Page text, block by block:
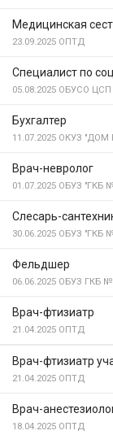
Медицинская
23.09.2025 ОПТД
Специалист по
05.08.2025 ОБУСО ЦСП
Бухгалтер
11.07.2025 ОКУЗ "ДОМ
Врач-невролог
01.07.2025 ОБУЗ "ГКБ
Слесарь-
30.06.2025 ОБУЗ "ГКБ
Фельдшер
06.06.2025 ОБУЗ ГКБ
Врач-фтизиатр
21.04.2025 ОПТД
Врач-фтизиатр
21.04.2025 ОПТД
Врач-
18.04.2025 ОПТД